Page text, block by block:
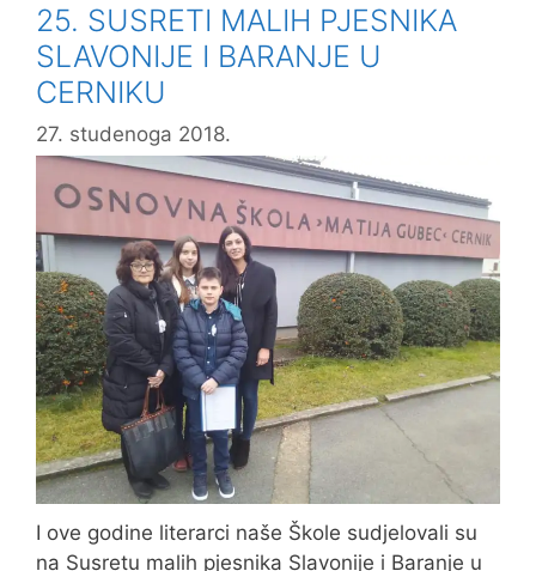
POVIJESTI
U
VUKOVARU
25. SUSRETI MALIH PJESNIKA
SLAVONIJE I BARANJE U
CERNIKU
27. studenoga 2018.
I ove godine literarci naše Škole sudjelovali su
na Susretu malih pjesnika Slavonije i Baranje u